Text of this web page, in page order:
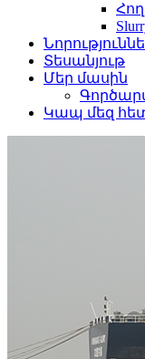
Տեսանյութ
Մեր մասին
Կապ մեզ